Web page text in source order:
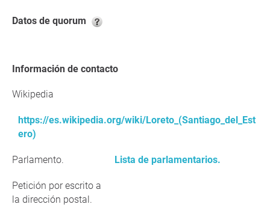
Datos de quorum
Información de contacto
Wikipedia
https://es.wikipedia.org/wiki/Loreto_(Santiago_del_Est
ero)
Parlamento. Lista de parlamentarios.
Petición por escrito a
la dirección postal.